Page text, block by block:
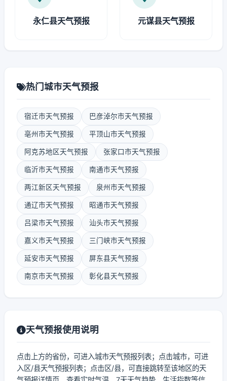
永仁县天气预报 元谋县天气预报
热门城市天气预报
宿迁市天气预报 巴彦淖尔市天气预报
亳州市天气预报 平顶山市天气预报
阿克苏地区天气预报 张家口市天气预报
临沂市天气预报 南通市天气预报
两江新区天气预报 泉州市天气预报
通辽市天气预报 昭通市天气预报
吕梁市天气预报 汕头市天气预报
嘉义市天气预报 三门峡市天气预报
延安市天气预报 屏东县天气预报
南京市天气预报 彰化县天气预报
天气预报使用说明
点击上方的省份，可进入城市天气预报列表；点击城市，可进
入区/县天气预报列表；点击区/县，可直接跳转至该地区的天